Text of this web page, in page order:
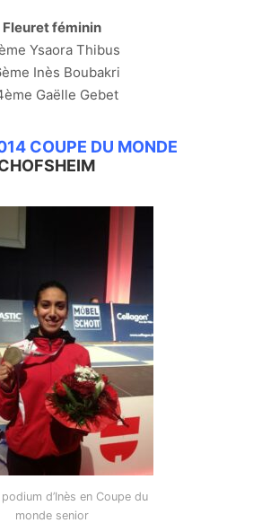
Fleuret féminin
Ysaora Thibus
Inès Boubakri
Gaëlle Gebet
COUPE DU MONDE
d’Inès en Coupe du
monde senior